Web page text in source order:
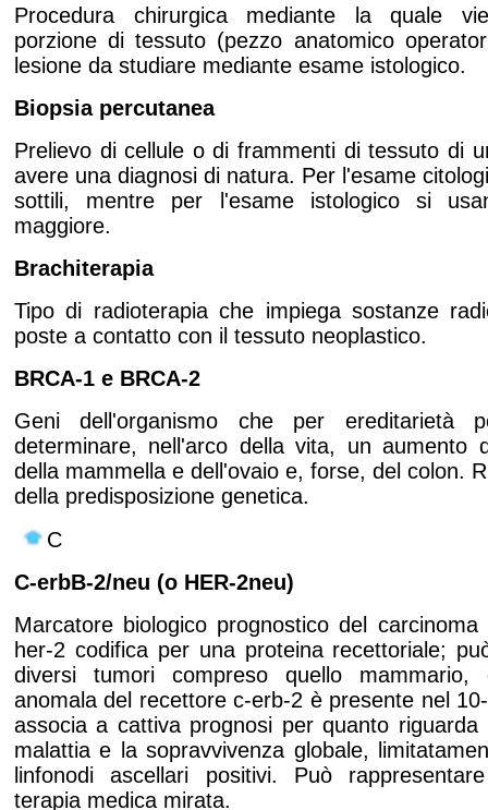
Procedura chirurgica mediante la quale
porzione di tessuto (pezzo anatomico
lesione da studiare mediante esame istologico.
Biopsia percutanea
Prelievo di cellule o di frammenti di tessuto di
avere una diagnosi di natura. Per l'esame
sottili, mentre per l'esame istologico si
maggiore.
Brachiterapia
Tipo di radioterapia che impiega sostanze
poste a contatto con il tessuto neoplastico.
BRCA-1 e BRCA-2
Geni dell'organismo che per ereditarietà
determinare, nell'arco della vita, un aumento
della mammella e dell'ovaio e, forse, del colon.
della predisposizione genetica.
C
C-erbB-2/neu (o HER-2neu)
Marcatore biologico prognostico del
her-2 codifica per una proteina recettoriale;
diversi tumori compreso quello mammario,
anomala del recettore c-erb-2 è presente nel
associa a cattiva prognosi per quanto riguarda
malattia e la sopravvivenza globale,
linfonodi ascellari positivi. Può
terapia medica mirata.